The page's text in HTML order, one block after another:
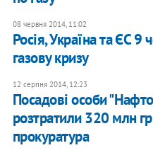
08 червня 2014, 11:02
Росія, Україна та ЄС 9
газову кризу
12 серпня 2014, 12:23
Посадові особи
розтратили 320 млн
прокуратура